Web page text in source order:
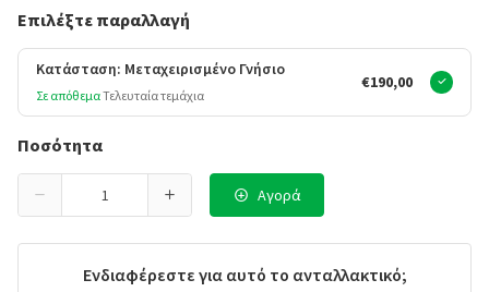
Επιλέξτε παραλλαγή
Κατάσταση: Μεταχειρισμένο Γνήσιο
Σε απόθεμαΤελευταία τεμάχια
€190,00
Ποσότητα
Αγορά
Ενδιαφέρεστε για αυτό το ανταλλακτικό;